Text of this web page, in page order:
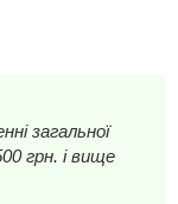
загальної
грн. і вище